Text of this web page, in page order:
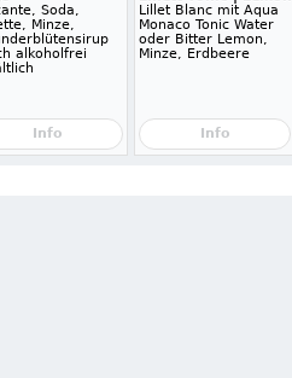
Soda,
Minze,
alkoholfrei
Info
Lillet Blanc mit Aqua
Monaco Tonic Water
oder Bitter Lemon,
Minze, Erdbeere
Info